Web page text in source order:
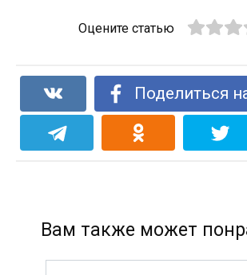
Оцените статью
Поделиться
Вам также может